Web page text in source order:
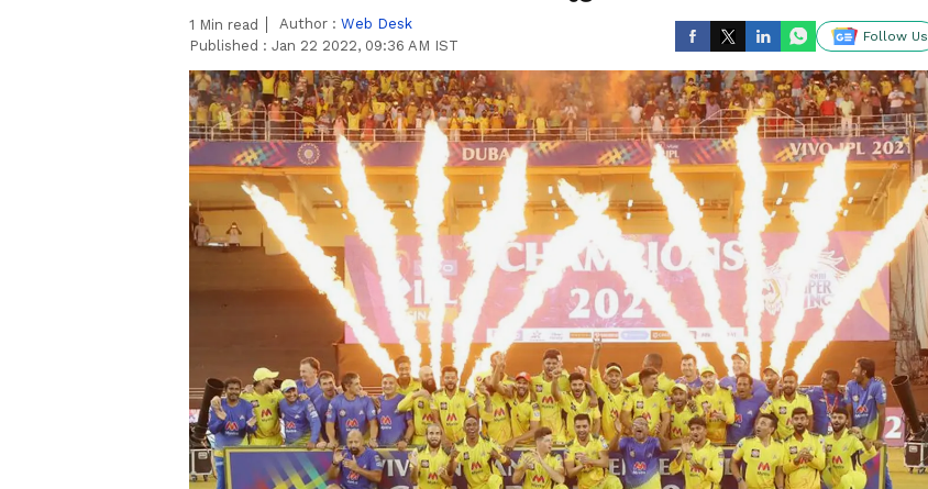
1 Min read Author : Web Desk
Published : Jan 22 2022, 09:36 AM IST
Follow Us